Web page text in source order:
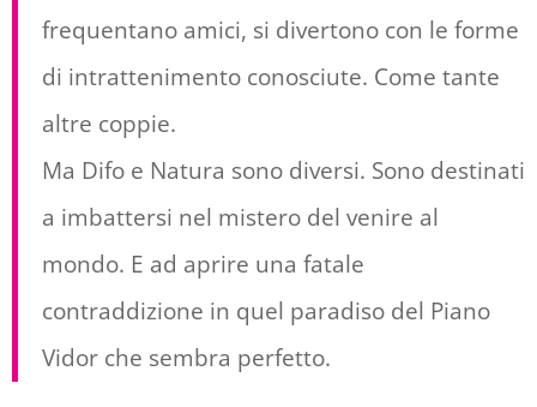
frequentano amici, si divertono con le forme
di intrattenimento conosciute. Come tante
altre coppie.
Ma Difo e Natura sono diversi. Sono destinati
a imbattersi nel mistero del venire al
mondo. E ad aprire una fatale
contraddizione in quel paradiso del Piano
Vidor che sembra perfetto.